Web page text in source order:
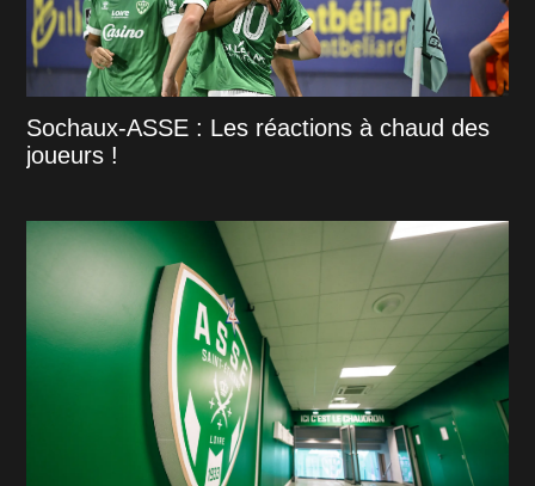
Sochaux-ASSE : Les réactions à chaud des
joueurs !